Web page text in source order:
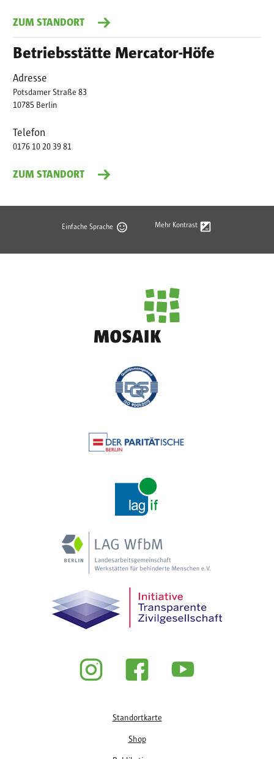
ZUM STANDORT
Betriebsstätte Mercator-Höfe
Adresse
Potsdamer Straße 83
10785 Berlin
Telefon
0176 10 20 39 81
ZUM STANDORT
Einfache Sprache Mehr Kontrast
Standortkarte
Shop